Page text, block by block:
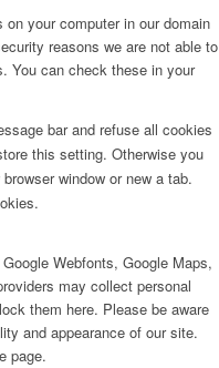
your computer in our domain
reasons we are not able to
You can check these in your
bar and refuse all cookies
this setting. Otherwise you
window or new a tab.
Webfonts, Google Maps,
may collect personal
them here. Please be aware
and appearance of our site.
page.